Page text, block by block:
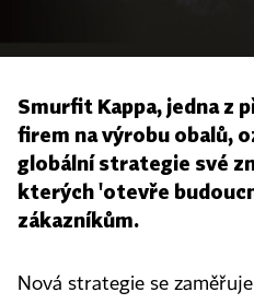
Smurfit Kappa, jedna z
firem na výrobu obalů,
globální strategie své
kterých 'otevře
zákazníkům.
Nová strategie se